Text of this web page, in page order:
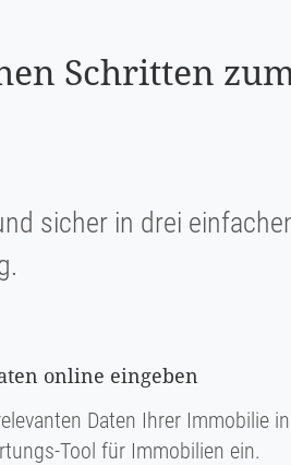
Schritten
sicher in drei
online eingeben
Daten Ihrer Immobilie in
Tool für Immobilien ein.